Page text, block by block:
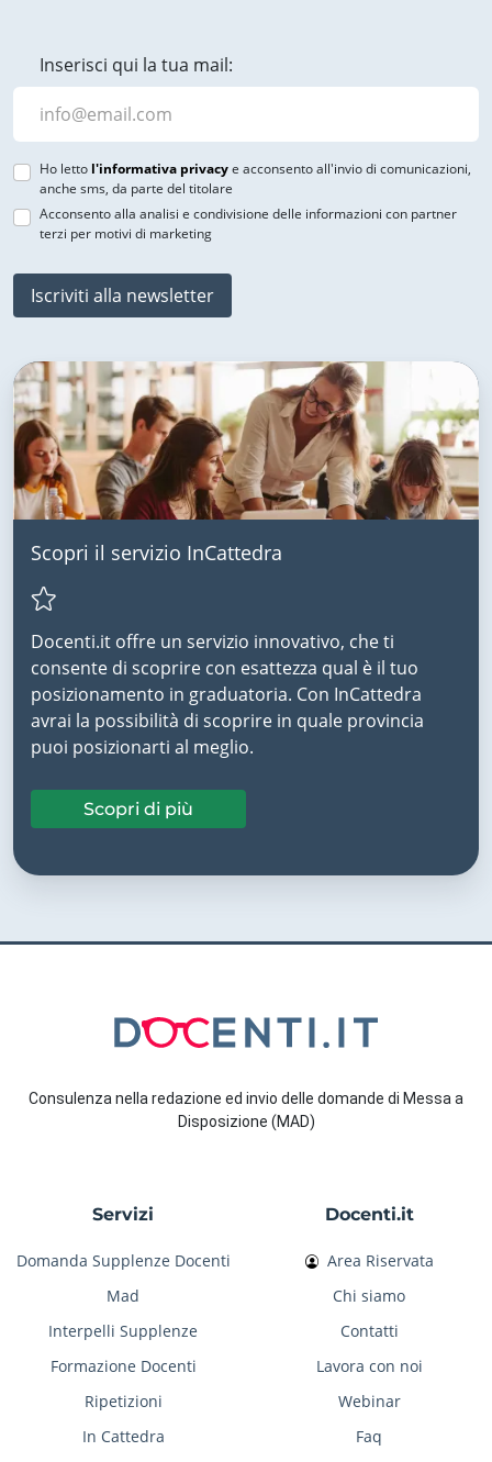
Inserisci qui la tua mail:
Ho letto l'informativa privacye acconsento all'invio di comunicazioni,
anche sms, da parte del titolare
Acconsento alla analisi e condivisione delle informazioni con partner
terzi per motivi di marketing
Iscriviti alla newsletter
Scopri il servizio InCattedra
Docenti.it offre un servizio innovativo, che ti
consente di scoprire con esattezza qual è il tuo
posizionamento in graduatoria. Con InCattedra
avrai la possibilità di scoprire in quale provincia
puoi posizionarti al meglio.
Scopri di più
Consulenza nella redazione ed invio delle domande di Messa a
Disposizione (MAD)
Servizi
Domanda Supplenze Docenti
Mad
Interpelli Supplenze
Formazione Docenti
Ripetizioni
In Cattedra
Docenti.it
Area Riservata
Chi siamo
Contatti
Lavora con noi
Webinar
Faq